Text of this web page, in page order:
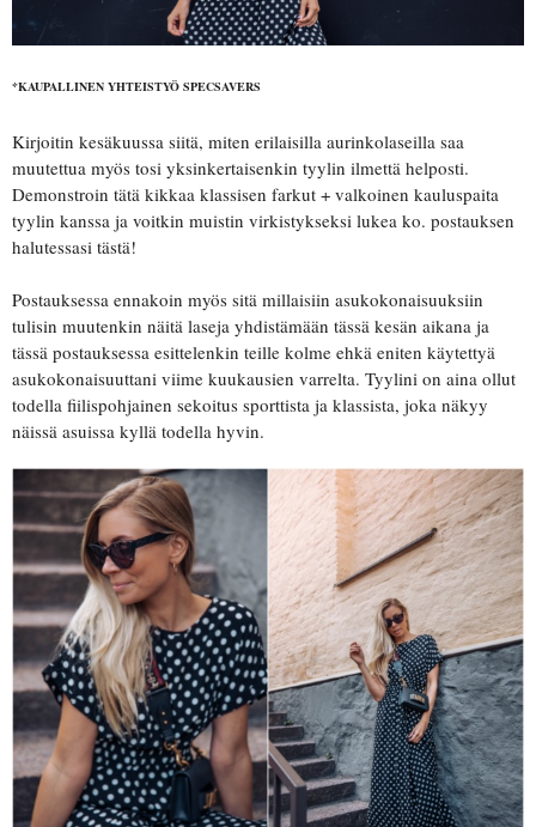
*KAUPALLINEN YHTEISTYÖ SPECSAVERS
Kirjoitin kesäkuussa siitä, miten erilaisilla aurinkolaseilla saa
muutettua myös tosi yksinkertaisenkin tyylin ilmettä helposti.
Demonstroin tätä kikkaa klassisen farkut + valkoinen kauluspaita
tyylin kanssa ja voitkin muistin virkistykseksi lukea ko. postauksen
halutessasi tästä!
Postauksessa ennakoin myös sitä millaisiin asukokonaisuuksiin
tulisin muutenkin näitä laseja yhdistämään tässä kesän aikana ja
tässä postauksessa esittelenkin teille kolme ehkä eniten käytettyä
asukokonaisuuttani viime kuukausien varrelta. Tyylini on aina ollut
todella fiilispohjainen sekoitus sporttista ja klassista, joka näkyy
näissä asuissa kyllä todella hyvin.